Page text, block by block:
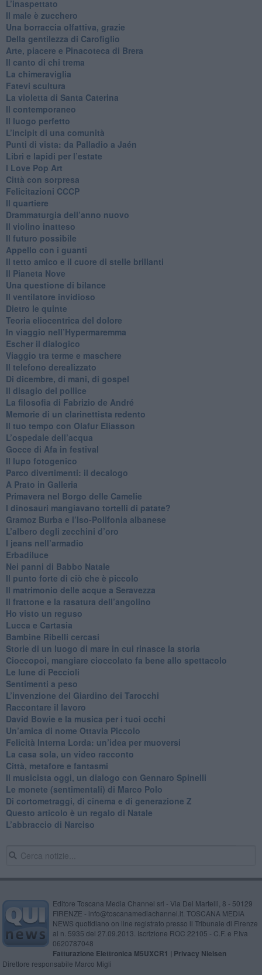
​L’inaspettato
​Il male è zucchero
​Una borraccia olfattiva, grazie
​Della gentilezza di Carofiglio
Arte, piacere e Pinacoteca di Brera
​Il canto di chi trema
La chimeraviglia
​Fatevi scultura
​La violetta di Santa Caterina
​Il contemporaneo
​Il luogo perfetto
​L’incipit di una comunità
Punti di vista: da Palladio a Jaén
​Libri e lapidi per l’estate
​I Love Pop Art
Città con sorpresa
Felicitazioni CCCP
​Il quartiere
​Drammaturgia dell’anno nuovo
​Il violino inatteso
​Il futuro possibile
​Appello con i guanti
​Il tetto amico e il cuore di stelle brillanti
​Il Pianeta Nove
​Una questione di bilance
​Il ventilatore invidioso
​Dietro le quinte
​Teoria eliocentrica del dolore
In viaggio nell’Hypermaremma
​Escher il dialogico
​Viaggio tra terme e maschere
Il telefono derealizzato
​Di dicembre, di mani, di gospel
​Il disagio del pollice
​La filosofia di Fabrizio de André
Memorie di un clarinettista redento
​Il tuo tempo con Olafur Eliasson
​L’ospedale dell’acqua
​Gocce di Afa in festival
​Il lupo fotogenico
​Parco divertimenti: il decalogo
​A Prato in Galleria
​Primavera nel Borgo delle Camelie
I dinosauri mangiavano tortelli di patate?
​Gramoz Burba e l’Iso-Polifonia albanese
L’albero degli zecchini d’oro
​I jeans nell’armadio
Erbadiluce
Nei panni di Babbo Natale
​Il punto forte di ciò che è piccolo
​Il matrimonio delle acque a Seravezza
​Il frattone e la rasatura dell’angolino
​Ho visto un reguso
Lucca e Cartasia
Bambine Ribelli cercasi
Storie di un luogo di mare in cui rinasce la storia
Cioccopoi, mangiare cioccolato fa bene allo spettacolo
​Le lune di Peccioli
​Sentimenti a peso
​L’invenzione del Giardino dei Tarocchi
​Raccontare il lavoro
David Bowie e la musica per i tuoi occhi
Un’amica di nome Ottavia Piccolo
​Felicità Interna Lorda: un’idea per muoversi
​La casa sola, un video racconto
​Città, metafore e fantasmi
Il musicista oggi, un dialogo con Gennaro Spinelli
Le monete (sentimentali) di Marco Polo
​Di cortometraggi, di cinema e di generazione Z
​Questo articolo è un regalo di Natale
L’abbraccio di Narciso
Editore Toscana Media Channel srl - Via Dei Martelli, 8 - 50129
FIRENZE - info@toscanamediachannel.it. TOSCANA MEDIA
NEWS quotidiano on line registrato presso il Tribunale di Firenze
al n. 5935 del 27.09.2013. Iscrizione ROC 22105 - C.F. e P.Iva
0620787048
Fatturazione Elettronica M5UXCR1 | Privacy Nielsen
Direttore responsabile Marco Migli